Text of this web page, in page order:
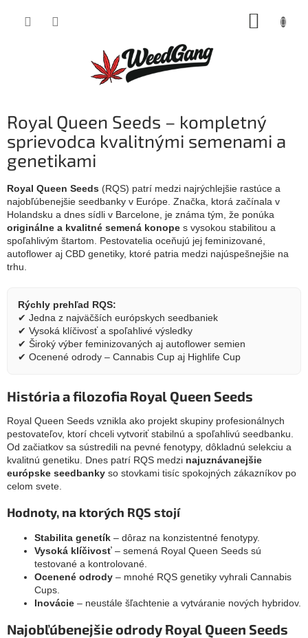
Royal Queen Seeds – kompletný
sprievodca kvalitnými semenami a
genetikami
Royal Queen Seeds (RQS) patrí medzi najrýchlejšie rastúce a
najobľúbenejšie seedbanky v Európe. Značka, ktorá začínala v
Holandsku a dnes sídli v Barcelone, je známa tým, že ponúka
originálne a kvalitné semená konope s vysokou stabilitou a
spoľahlivým štartom. Pestovatelia oceňujú jej feminizované,
autoflower aj CBD genetiky, ktoré patria medzi najúspešnejšie na
trhu.
Rýchly prehľad RQS:
✔ Jedna z najväčších európskych seedbaniek
✔ Vysoká klíčivosť a spoľahlivé výsledky
✔ Široký výber feminizovaných aj autoflower semien
✔ Ocenené odrody – Cannabis Cup aj Highlife Cup
História a filozofia Royal Queen Seeds
Royal Queen Seeds vznikla ako projekt skupiny profesionálnych
pestovateľov, ktorí chceli vytvoriť stabilnú a spoľahlivú seedbanku.
Od začiatkov sa sústredili na pevné fenotypy, dôkladnú selekciu a
kvalitnú genetiku. Dnes patrí RQS medzi najuznávanejšie
európske seedbanky so stovkami tisíc spokojných zákazníkov po
celom svete.
Hodnoty, na ktorých RQS stojí
Stabilita genetík – dôraz na konzistentné fenotypy.
Vysoká klíčivosť – semená Royal Queen Seeds sú
testované a kontrolované.
Ocenené odrody – mnohé RQS genetiky vyhrali Cannabis
Cups.
Inovácie – neustále šľachtenie a vytváranie nových hybridov.
Najobľúbenejšie odrody Royal Queen Seeds